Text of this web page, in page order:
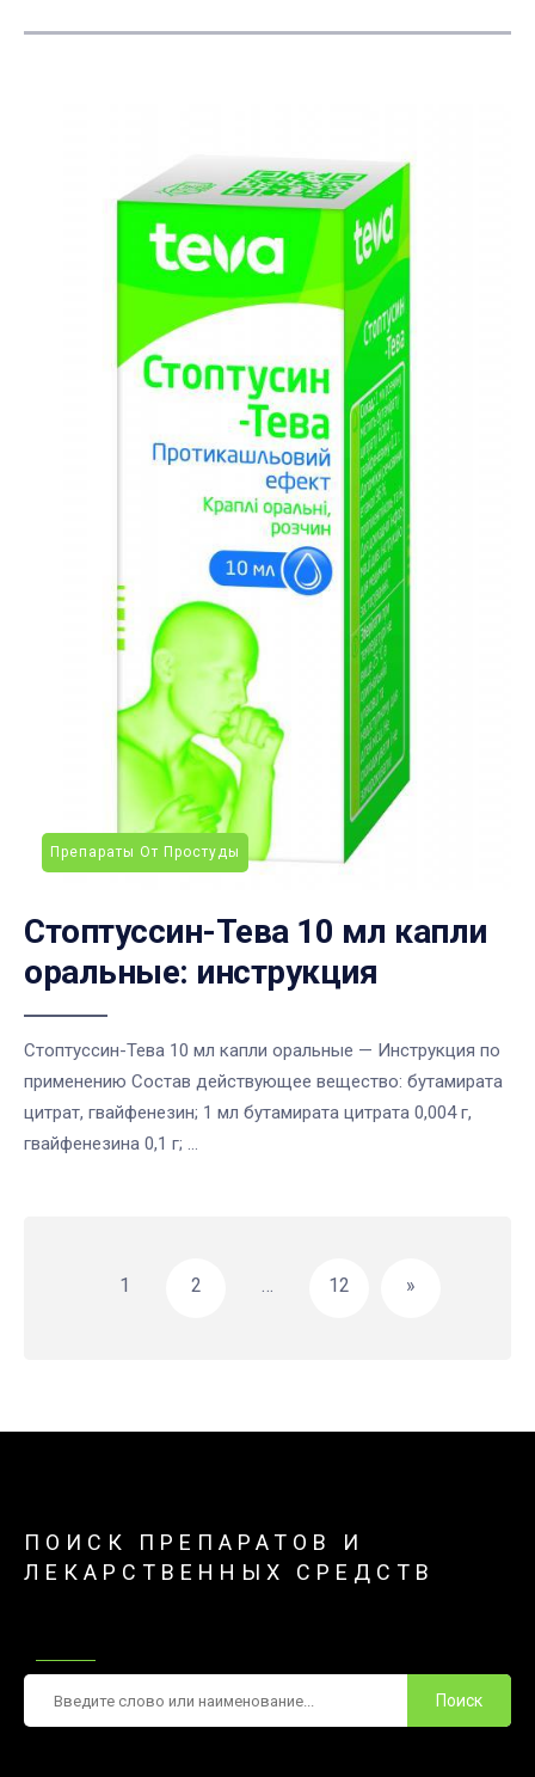
Препараты От Простуды
Стоптуссин-Тева 10 мл капли
оральные: инструкция
Стоптуссин-Тева 10 мл капли оральные — Инструкция по
применению Состав действующее вещество: бутамирата
цитрат, гвайфенезин; 1 мл бутамирата цитрата 0,004 г,
гвайфенезина 0,1 г; ...
1 2 … 12 »
ПОИСК ПРЕПАРАТОВ И
ЛЕКАРСТВЕННЫХ СРЕДСТВ